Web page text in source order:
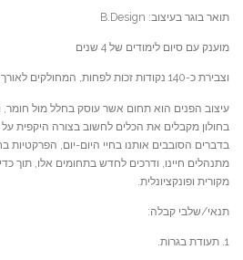
תואר בוגר בעיצוב: B.Design
מוענק עם סיום לימודים של 4 שנים
וצבירת כ-140 נקודות זכות לפחות, המחולקים לאורך כל שנות הלימוד.
עיצוב הפנים הוא תחום אשר עוסק בחלל מול חומר,
בחולון מקבלים את הכלים לחשוב בצורה היקפית
בדברים הסובבים אותנו בחיי היום-יום,
מתנהלים חיינו, ודרכים לחדש בתחומים אלו, תוך
מקורית ופונקציונלית.
תנאי/שלבי קבלה:
1. תעודת בגרות.